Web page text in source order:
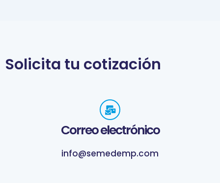
Solicita tu cotización
Correo electrónico
info@semedemp.com